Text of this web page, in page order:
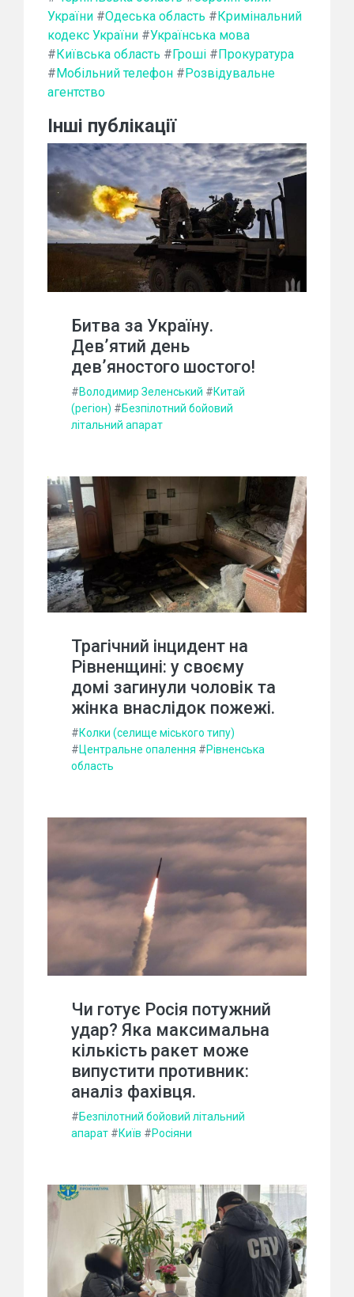
України #Одеська область # Кримінальний
кодекс України #Українська мова
# Київська область # Гроші # Прокуратура
# Мобільний телефон # Розвідувальне
агентство
Інші публікації
Битва за Україну.
Дев’ятий день
дев’яностого шостого!
#Володимир Зеленський #Китай
(регіон) #Безпілотний бойовий
літальний апарат
Трагічний інцидент на
Рівненщині: у своєму
домі загинули чоловік та
жінка внаслідок пожежі.
#Колки (селище міського типу)
#Центральне опалення #Рівненська
область
Чи готує Росія потужний
удар? Яка максимальна
кількість ракет може
випустити противник:
аналіз фахівця.
#Безпілотний бойовий літальний
апарат #Київ #Росіяни